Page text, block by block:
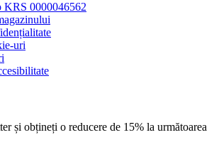
KRS 0000046562
uri
și obțineți o reducere de 15% la următoarea